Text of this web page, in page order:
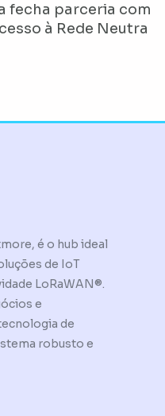
fecha parceria com
à Rede Neutra
é o hub ideal
de IoT
LoRaWAN®.
e
de
robusto e